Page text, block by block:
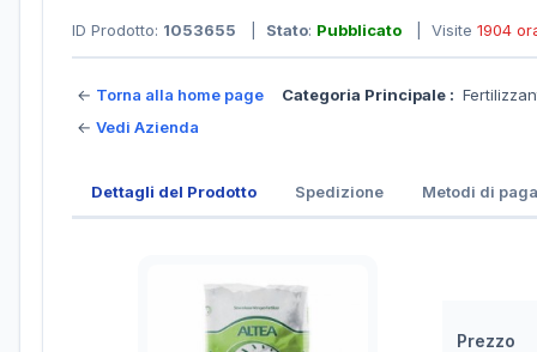
ID Prodotto: 1053655 Stato: Pubblicato | Visite 1904
← Torna alla home page
← Vedi Azienda
Categoria Principale :
Dettagli del Prodotto Spedizione Metodi di
Prezzo